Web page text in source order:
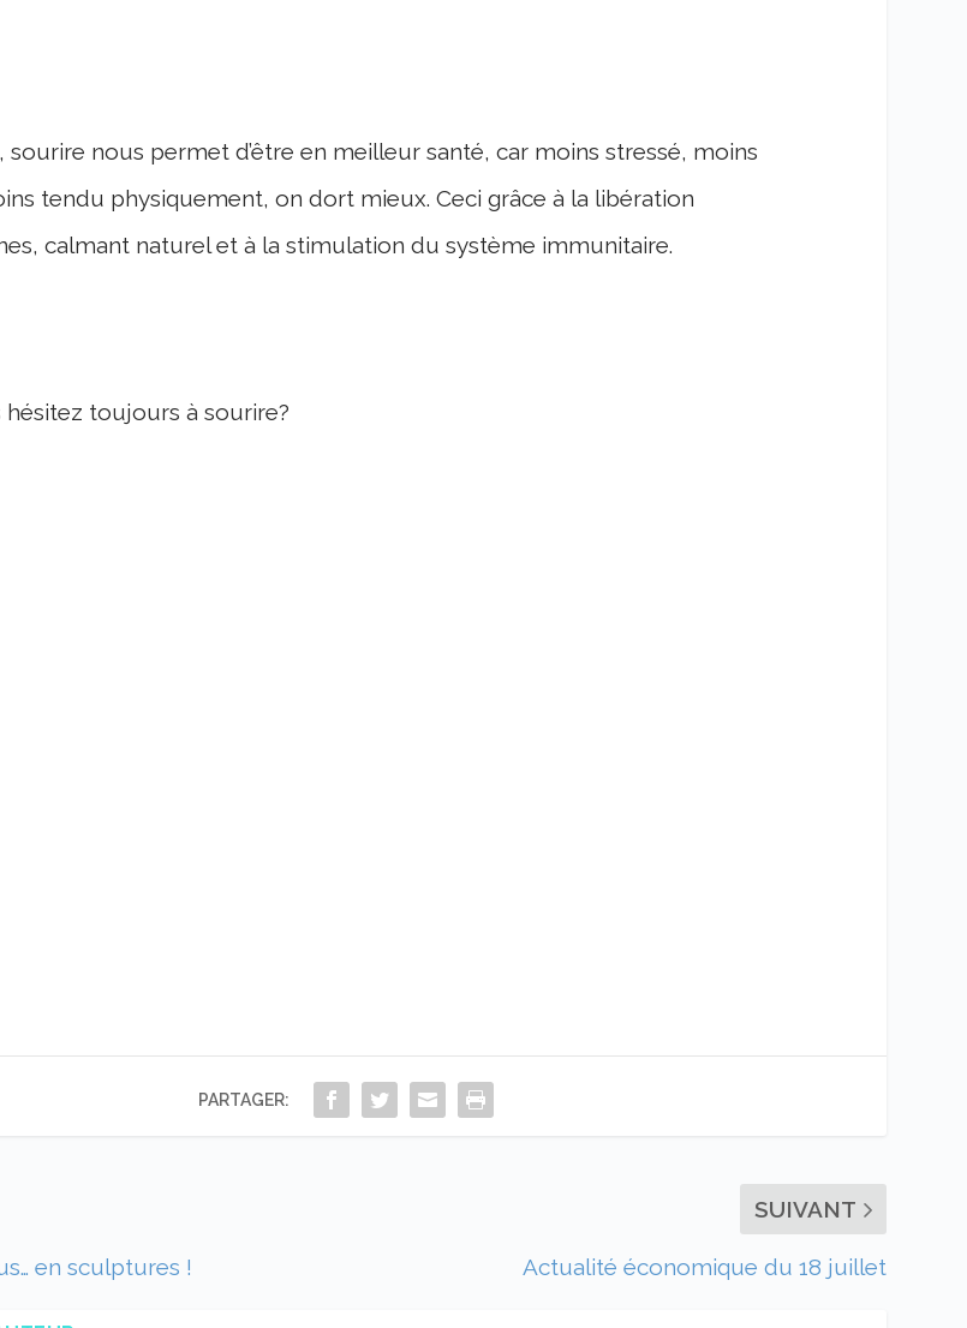
sourire nous permet d’être en meilleur santé, car moins stressé, moins
tendu physiquement, on dort mieux. Ceci grâce à la libération
calmant naturel et à la stimulation du système immunitaire.
hésitez toujours à sourire?
PARTAGER:
en sculptures !
SUIVANT
Actualité économique du 18 juillet